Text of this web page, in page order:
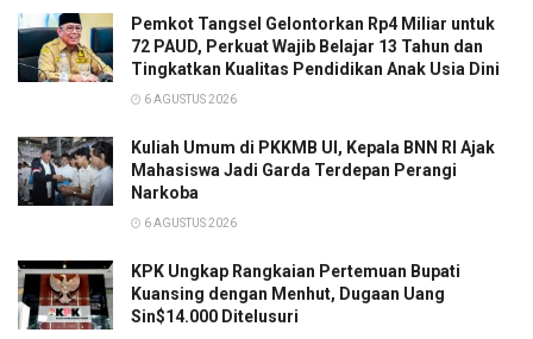
Pemkot Tangsel Gelontorkan Rp4 Miliar untuk
72 PAUD, Perkuat Wajib Belajar 13 Tahun dan
Tingkatkan Kualitas Pendidikan Anak Usia Dini
6 AGUSTUS 2026
Kuliah Umum di PKKMB UI, Kepala BNN RI Ajak
Mahasiswa Jadi Garda Terdepan Perangi
Narkoba
6 AGUSTUS 2026
KPK Ungkap Rangkaian Pertemuan Bupati
Kuansing dengan Menhut, Dugaan Uang
Sin$14.000 Ditelusuri